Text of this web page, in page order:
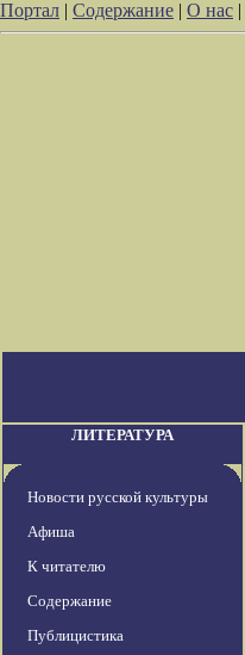
Портал | Содержание | О нас |
ЛИТЕРАТУРА
Новости русской культуры
Афиша
К читателю
Содержание
Публицистика